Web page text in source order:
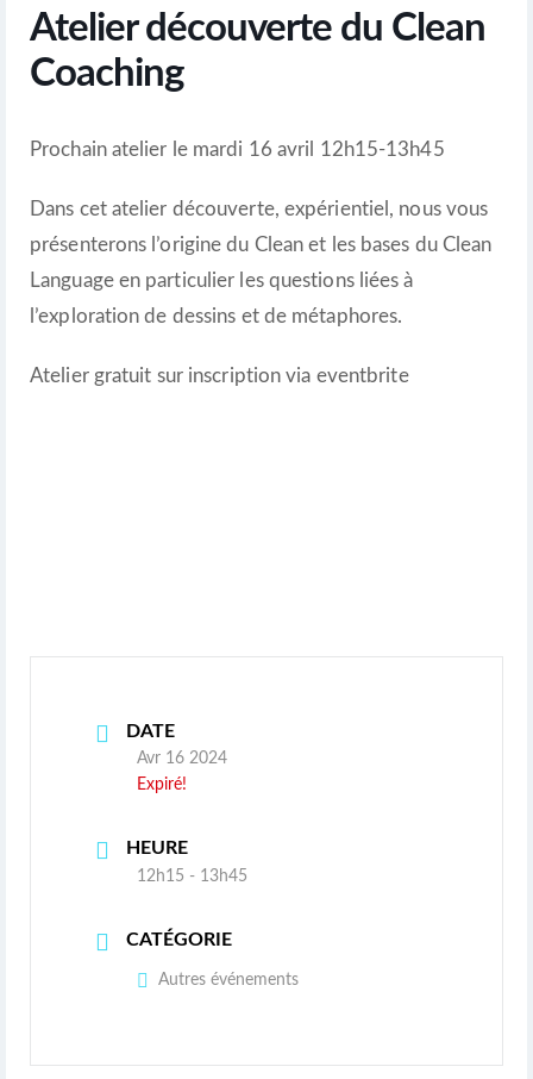
Atelier découverte du Clean
Coaching
Prochain atelier le mardi 16 avril 12h15-13h45
Dans cet atelier découverte, expérientiel, nous vous
présenterons l’origine du Clean et les bases du Clean
Language en particulier les questions liées à
l’exploration de dessins et de métaphores.
Atelier gratuit sur inscription via eventbrite
DATE
Avr 16 2024
Expiré!
HEURE
12h15 - 13h45
CATÉGORIE
Autres événements